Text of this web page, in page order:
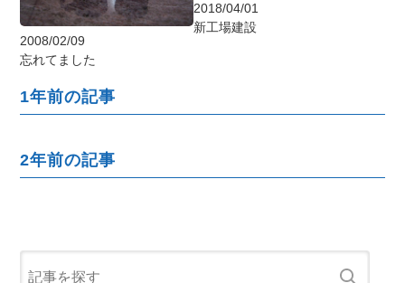
2008/02/09
忘れてました
2018/04/01
新工場建設
1年前の記事
2年前の記事